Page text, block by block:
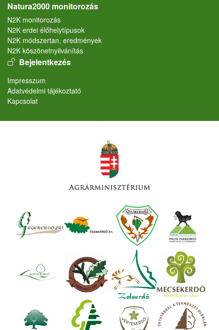
Natura2000 monitorozás
N2K monitorozás
N2K erdei élőhelytípusok
N2K módszertan, eredmények
N2K köszönetnyilvánítás
User account menu
Bejelentkezés
Lábléc
Impresszum
Adatvédelmi tájékoztató
Kapcsolat